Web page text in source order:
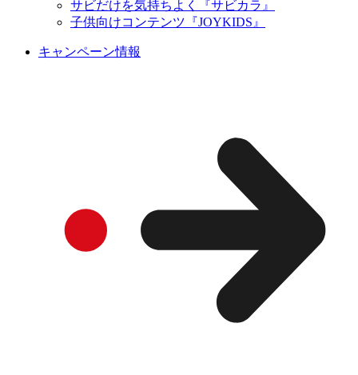
サビだけを気持ちよく『サビカラ』
子供向けコンテンツ『JOYKIDS』
キャンペーン情報